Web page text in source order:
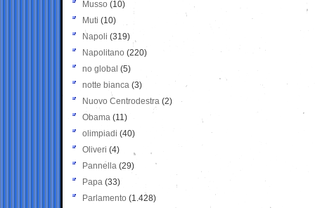
Musso (10)
Muti (10)
Napoli (319)
Napolitano (220)
no global (5)
notte bianca (3)
Nuovo Centrodestra (2)
Obama (11)
olimpiadi (40)
Oliveri (4)
Pannella (29)
Papa (33)
Parlamento (1.428)